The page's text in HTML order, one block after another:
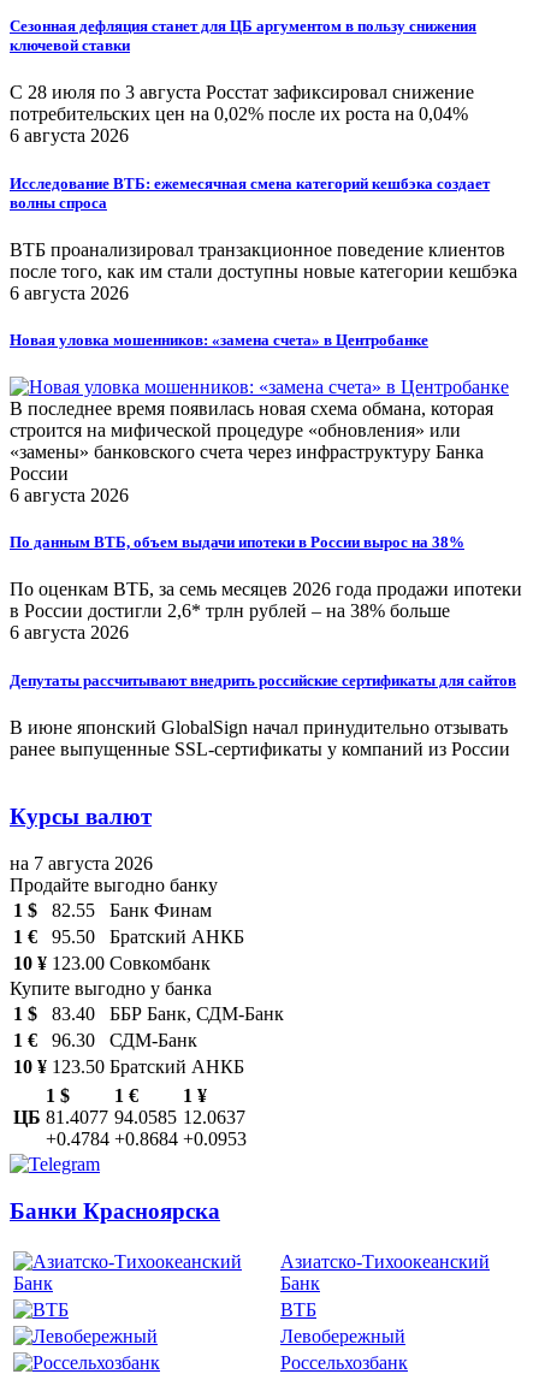
Сезонная дефляция станет для ЦБ аргументом в пользу снижения
ключевой ставки
С 28 июля по 3 августа Росстат зафиксировал снижение
потребительских цен на 0,02% после их роста на 0,04%
6 августа 2026
Исследование ВТБ: ежемесячная смена категорий кешбэка создает
волны спроса
ВТБ проанализировал транзакционное поведение клиентов
после того, как им стали доступны новые категории кешбэка
6 августа 2026
Новая уловка мошенников: «замена счета» в Центробанке
В последнее время появилась новая схема обмана, которая
строится на мифической процедуре «обновления» или
«замены» банковского счета через инфраструктуру Банка
России
6 августа 2026
По данным ВТБ, объем выдачи ипотеки в России вырос на 38%
По оценкам ВТБ, за семь месяцев 2026 года продажи ипотеки
в России достигли 2,6* трлн рублей – на 38% больше
6 августа 2026
Депутаты рассчитывают внедрить российские сертификаты для сайтов
В июне японский GlobalSign начал принудительно отзывать
ранее выпущенные SSL-сертификаты у компаний из России
Курсы валют
на 7 августа 2026
Продайте выгодно банку
1 $
82.55
Банк Финам
1 €
95.50
Братский АНКБ
10 ¥ 123.00 Совкомбанк
Купите выгодно у банка
1 $
83.40
ББР Банк, СДМ-Банк
1 €
96.30
СДМ-Банк
10 ¥ 123.50 Братский АНКБ
ЦБ
1 $
81.4077
+0.4784
1 €
94.0585
+0.8684
1 ¥
12.0637
+0.0953
Банки Красноярска
Азиатско-Тихоокеанский
Банк
ВТБ
Левобережный
Россельхозбанк